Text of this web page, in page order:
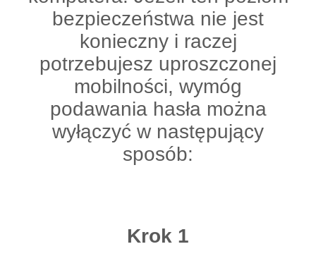
bezpieczeństwa nie jest
konieczny i raczej
potrzebujesz uproszczonej
mobilności, wymóg
podawania hasła można
wyłączyć w następujący
sposób:
Krok 1